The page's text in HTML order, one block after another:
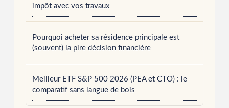
impôt avec vos travaux
Pourquoi acheter sa résidence principale est
(souvent) la pire décision financière
Meilleur ETF S&P 500 2026 (PEA et CTO) : le
comparatif sans langue de bois